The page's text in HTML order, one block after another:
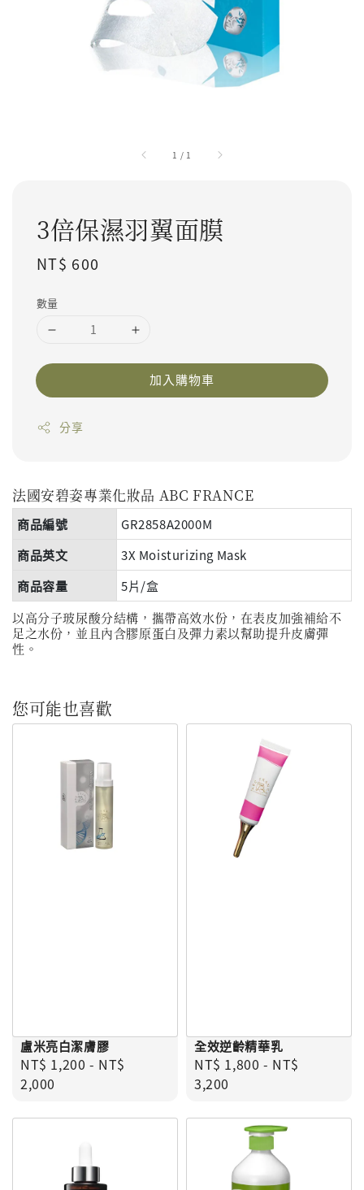
1 / 1
3倍保濕羽翼面膜
Regular price
NT$ 600
數量
加入購物車
分享
法國安碧姿專業化妝品 ABC FRANCE
商品編號
GR2858A2000M
商品英文
3X Moisturizing Mask
商品容量
5片/盒
以高分子玻尿酸分結構，攜帶高效水份，在表皮加強補給不
足之水份，並且內含膠原蛋白及彈力素以幫助提升皮膚彈
性。
您可能也喜歡
盧米亮白潔膚膠
Regular price
NT$ 1,200 - NT$
2,000
全效逆齡精華乳
Regular price
NT$ 1,800 - NT$
3,200